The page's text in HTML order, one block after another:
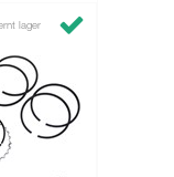
lager